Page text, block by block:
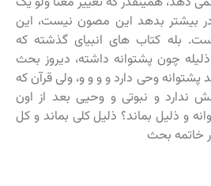
بیشتر بدهد این مصون نیست، این
بله کتاب های انبیای گذشته که
چون پشتوانه داشته، دیروز بحث
وحی دارد و و و و، ولی قرآن که
ندارد و نبوتی و وحیی بعد از اون
و ذلیل بماند؟ ذلیل کلی بماند و کل
خاتمه بحث